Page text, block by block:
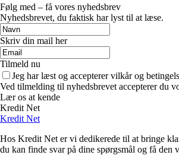
Følg med – få vores nyhedsbrev
Nyhedsbrevet, du faktisk har lyst til at læse.
Skriv din mail her
Tilmeld nu
Jeg har læst og accepterer vilkår og
Ved tilmelding til nyhedsbrevet accepterer du
Lær os at kende
Kredit Net
Kredit Net
Hos Kredit Net er vi dedikerede til at bringe
du kan finde svar på dine spørgsmål og få